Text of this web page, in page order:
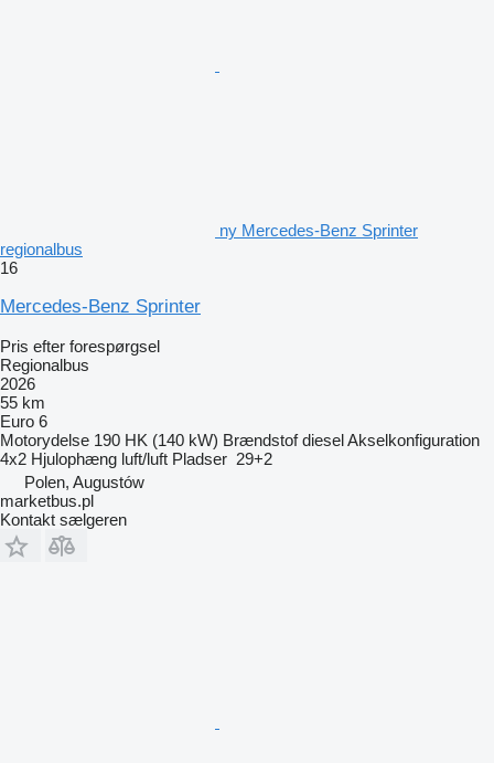
ny Mercedes-Benz Sprinter
regionalbus
16
Mercedes-Benz Sprinter
Pris efter forespørgsel
Regionalbus
2026
55 km
Euro 6
Motorydelse 190 HK (140 kW) Brændstof dieselAkselkonfiguration
4x2 Hjulophæng luft/luft Pladser 29+2
Polen, Augustów
marketbus.pl
Kontakt sælgeren